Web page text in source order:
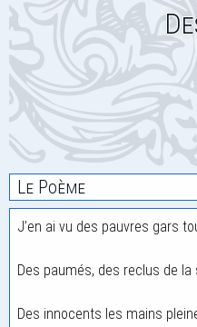
Le Poème
J’en ai vu des pauvres gars
Des paumés, des reclus de
Des innocents les mains